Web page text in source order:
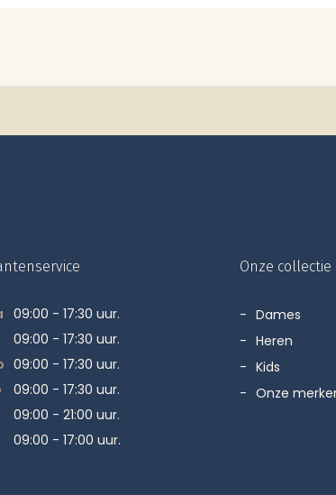
09:00 - 17:30 uur.
09:00 - 17:30 uur.
09:00 - 17:30 uur.
09:00 - 17:30 uur.
09:00 - 21:00 uur.
09:00 - 17:00 uur.
Onze collectie
Dames
Heren
Kids
Onze